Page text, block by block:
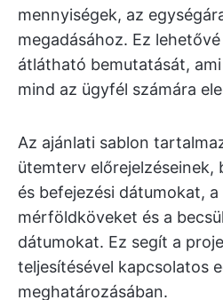
mennyiségek, az
megadásához. Ez
átlátható bemutatását,
mind az ügyfél számára
Az ajánlati sablon
ütemterv előrejelzéseinek,
és befejezési dátumokat,
mérföldköveket és a
dátumokat. Ez segít a
teljesítésével kapcsolatos
meghatározásában.